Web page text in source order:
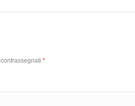
contrassegnati*